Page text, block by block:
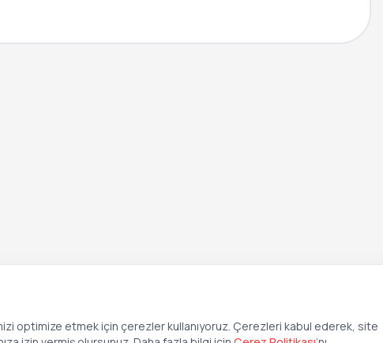
optimize etmek için çerezler kullanıyoruz. Çerezleri kabul ederek, site